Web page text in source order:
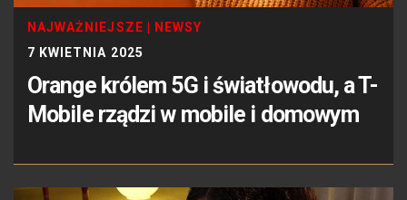
NAJWAŻNIEJSZE
NEWSY
7 KWIETNIA 2025
Orange królem 5G i światłowodu, a T-
Mobile rządzi w mobile i domowym